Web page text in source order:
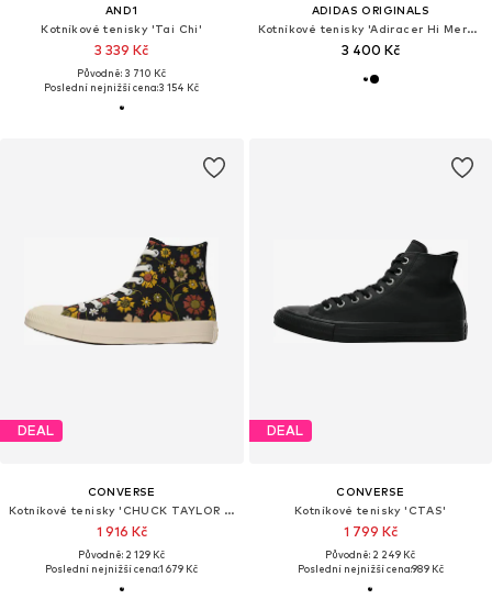
AND1
Kotníkové tenisky 'Tai Chi'
3 339 Kč
Původně: 3 710 Kč
Poslední nejnižší cena:3 154 Kč
ADIDAS ORIGINALS
Kotníkové tenisky 'Adiracer Hi Mercedes AMG Petronas F1 Team'
3 400 Kč
DEAL
CONVERSE
Kotníkové tenisky 'CHUCK TAYLOR ALL STAR'
1 916 Kč
Původně: 2 129 Kč
Poslední nejnižší cena:1 679 Kč
DEAL
CONVERSE
Kotníkové tenisky 'CTAS'
1 799 Kč
Původně: 2 249 Kč
Poslední nejnižší cena:989 Kč